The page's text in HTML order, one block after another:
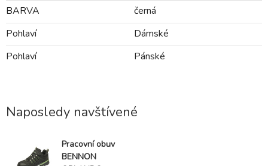
BARVA
černá
Pohlaví
Dámské
Pohlaví
Pánské
Naposledy navštívené
Pracovní obuv
BENNON